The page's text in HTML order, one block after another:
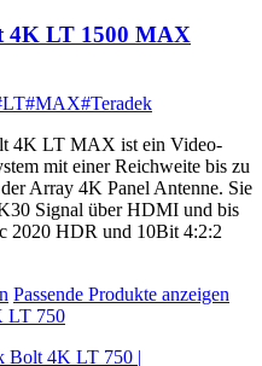
4K LT 1500 MAX
#MAX#Teradek
4K LT MAX ist ein Video-
mit einer Reichweite bis zu
Array 4K Panel Antenne. Sie
Signal über HDMI und bis
2020 HDR und 10Bit 4:2:2
Passende Produkte anzeigen
LT 750